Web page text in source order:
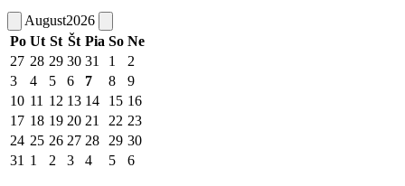
August2026
Po Ut St Št Pia So Ne
27 28 29 30 31 1
2
3
4 5 6 7 8
9
10 11 12 13 14 15 16
17 18 19 20 21 22 23
24 25 26 27 28 29 30
31 1 2 3 4 5 6